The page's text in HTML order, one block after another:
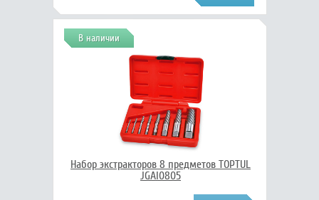
В наличии
Набор экстракторов 8 предметов TOPTUL
JGAI0805